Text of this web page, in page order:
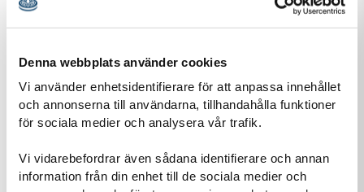
Denna webbplats använder cookies
Vi använder enhetsidentifierare för att anpassa innehållet
och annonserna till användarna, tillhandahålla funktioner
för sociala medier och analysera vår trafik.
Vi vidarebefordrar även sådana identifierare och annan
information från din enhet till de sociala medier och
personuppgifter och om dataskyddsförordningen
Läs mer om vår personuppgiftshantering
Information-personuppgiftshantering-Scoutnet.pdf (PDF 129 KB)